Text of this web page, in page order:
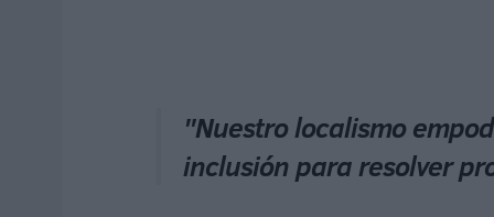
"Nuestro localismo
inclusión para resolver